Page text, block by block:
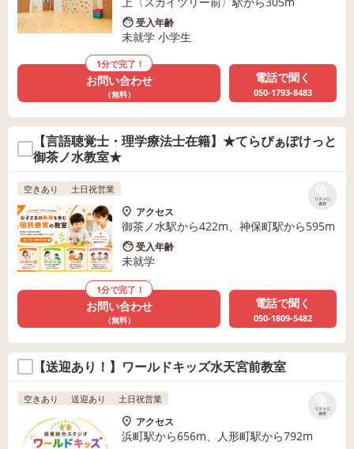
受入年齢
未就学 小学生
1分で完了！
お問い合わせ
（無料）
電話で聞く
050-1793-8483
【言語聴覚士・理学療法士在籍】★てらぴぁぽけっと
御茶ノ水教室★
リストに
保存
空きあり 土日祝営業
アクセス
御茶ノ水駅から422m、神保町駅から595m
受入年齢
未就学
1分で完了！
お問い合わせ
（無料）
電話で聞く
050-1809-5482
【送迎あり！】ワールドキッズ水天宮前教室
リストに
保存
空きあり 送迎あり 土日祝営業
アクセス
浜町駅から656m、人形町駅から792m